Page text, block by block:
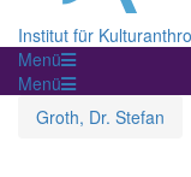
Institut für
Menü
Menü
Groth, Dr. Stefan